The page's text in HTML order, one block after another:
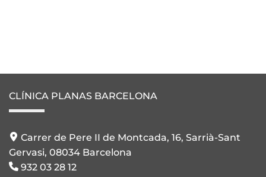
CLÍNICA PLANAS BARCELONA
Carrer de Pere II de Montcada, 16, Sarrià-Sant
Gervasi, 08034 Barcelona
932 03 28 12